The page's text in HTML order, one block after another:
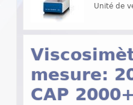
Unité de
mesure:
CAP